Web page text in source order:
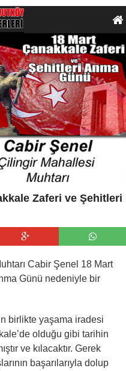
Zaferi ve Şehitleri
Cabir Şenel 18 Mart
Günü nedeniyle bir
birlikte yaşama iradesi
olduğu gibi tarihin
ve kılacaktır. Gerek
başarılarıyla dolup